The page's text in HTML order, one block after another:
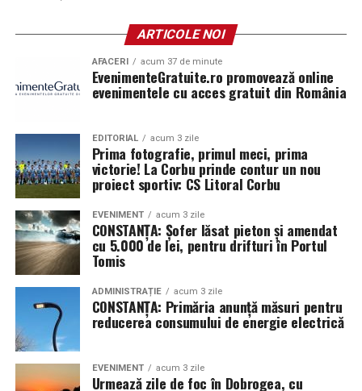
ARTICOLE NOI
AFACERI acum 37 de minute
EvenimenteGratuite.ro promovează online
evenimentele cu acces gratuit din România
EDITORIAL acum 3 zile
Prima fotografie, primul meci, prima
victorie! La Corbu prinde contur un nou
proiect sportiv: CS Litoral Corbu
EVENIMENT acum 3 zile
CONSTANȚA: Șofer lăsat pieton și amendat
cu 5.000 de lei, pentru drifturi în Portul
Tomis
ADMINISTRAȚIE acum 3 zile
CONSTANȚA: Primăria anunță măsuri pentru
reducerea consumului de energie electrică
EVENIMENT acum 3 zile
Urmează zile de foc în Dobrogea, cu